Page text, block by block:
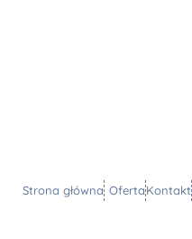
Strona główna OfertaKontakt